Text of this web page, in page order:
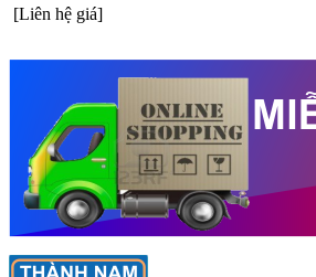
[Liên hệ giá]